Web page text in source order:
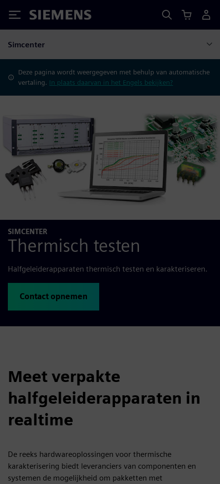
Siemens
Simcenter
Deze pagina wordt weergegeven met behulp van automatische
vertaling. In plaats daarvan in het Engels bekijken?
SIMCENTER
Thermisch testen
Halfgeleiderapparaten thermisch testen en karakteriseren.
Contact opnemen
Meet verpakte
halfgeleiderapparaten in
realtime
De reeks hardwareoplossingen voor thermische
karakterisering biedt leveranciers van componenten en
systemen de mogelijkheid om pakketten met